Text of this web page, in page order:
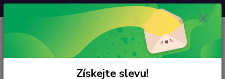
Svatovavřinecká sleva: 20 % s kódemVAVRINEC20
Menu
CZK 0
za
Získejte slevu!